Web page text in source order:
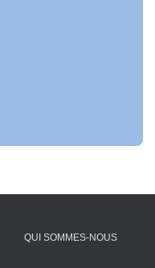
QUI SOMMES-NOUS